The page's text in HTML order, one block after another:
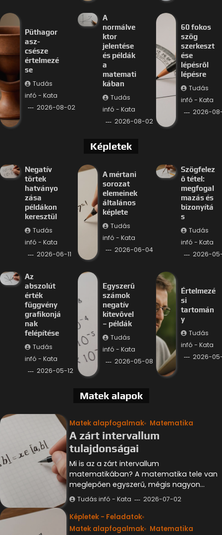
Püthagor
asz-
csésze
értelmezé
se
Tudás
infó - Kata
2026-08-02
A
normálve
ktor
jelentése
és példák
a
matemati
kában
Tudás
infó - Kata
2026-08-02
60 fokos
szög
szerkeszt
ése
lépésről
lépésre
Tudás
infó - Kata
2026-
Képletek
Negatív
törtek
hatványo
zása
példákon
keresztül
Tudás
infó - Kata
2026-06-11
A mértani
sorozat
elemeinek
általános
képlete
Tudás
infó - Kata
2026-06-04
Szögfelez
ő tétel:
megfogal
mazás és
bizonyítá
s
Tudás
infó - Kata
2026-
Az
abszolút
érték
függvény
grafikonjá
nak
felépítése
Tudás
infó - Kata
2026-05-12
Egyszerű
számok
negatív
kitevővel
– példák
Tudás
infó - Kata
2026-05-08
Értelmezé
si
tartomán
y
Tudás
infó - Kata
2026-
Matek alapok
Matek alapfogalmak Matematika
A zárt intervallum
tulajdonságai
Mi is az a zárt intervallum
matematikában? A matematika tele van
meglepően egyszerű, mégis nagyon…
Tudás infó - Kata 2026-07-02
Képletek - Feladatok
Matek alapfogalmak
Matematika